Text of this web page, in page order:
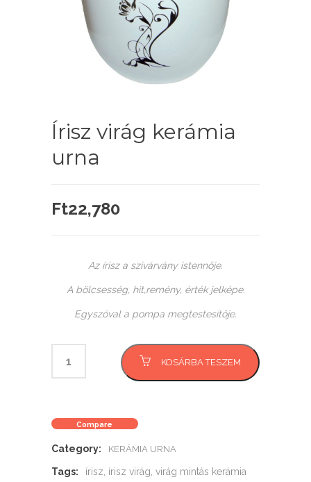
Írisz virág kerámia
urna
Ft22,780
Az írisz a szivárvány istennője.
A bölcsesség, hit,remény, érték jelképe.
Egyszóval a pompa megtestesítője.
KOSÁRBA TESZEM
Compare
Category: KERÁMIA URNA
Tags: írisz, írisz virág, virág mintás kerámia